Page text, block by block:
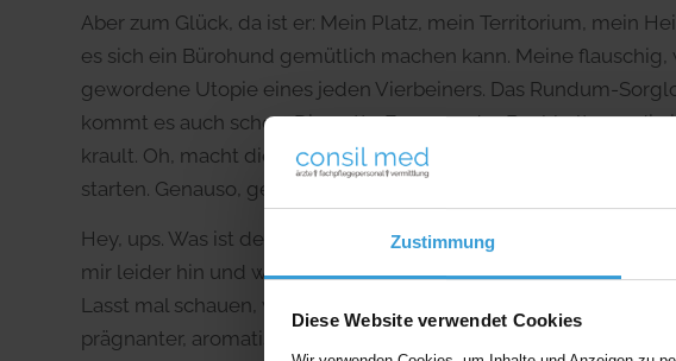
Zustimmung
Diese Website verwendet Cookies
Aber zum Glück, da ist er: Mein Platz, mein Territorium, mein
es sich ein Bürohund gemütlich machen kann. Meine
gewordene Utopie eines jeden Vierbeiners. Das Rundum-
kommt es auch schon. Die nette Frau von der Buchhaltung,
krault. Oh, macht die das gut, dann den Bauch und vergiss das
starten. Genauso, genau, eh gen, uff….(schnarch).
Hey, ups. Was ist denn jetzt passiert? 11 Uhr schon, hallelujah.
mir leider hin und wieder. Schönheitsschlaf – ihr versteht mich.
Lasst mal schauen, wer ein Leckerli für mich hat. Mein feines
prägnanter, aromatischer Duft setzt sich in meinem